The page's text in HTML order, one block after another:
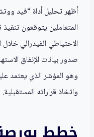
أظهر تحليل أداة “فيد
المتعاملين يتوقعون
الاحتياطي الفيدرالي
صدور بيانات الإنفاق
وهو المؤشر الذي يعتمد
واتخاذ قراراته المستقبلية.